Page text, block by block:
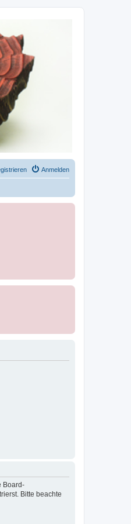
Anmelden
Board-
Bitte beachte